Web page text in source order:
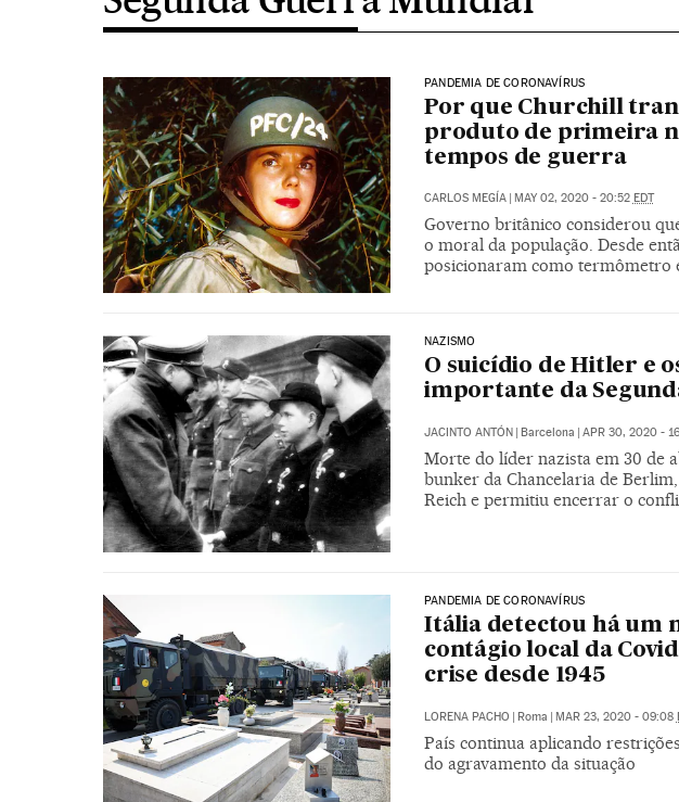
PANDEMIA DE CORONAVÍRUS
Por que Churchill
produto de primeira
tempos de guerra
CARLOS MEGÍA | MAY 02, 2020 - 20:52 EDT
Governo britânico considerou
o moral da população. Desde
posicionaram como termômetro
NAZISMO
O suicídio de Hitler e
importante da
JACINTO ANTÓN Barcelona APR 30, 2020 -
Morte do líder nazista em 30 de
bunker da Chancelaria de
Reich e permitiu encerrar o
PANDEMIA DE CORONAVÍRUS
Itália detectou há um
contágio local da
crise desde 1945
LORENA PACHO | Roma | MAR 23, 2020 - 09:08
País continua aplicando
do agravamento da situação